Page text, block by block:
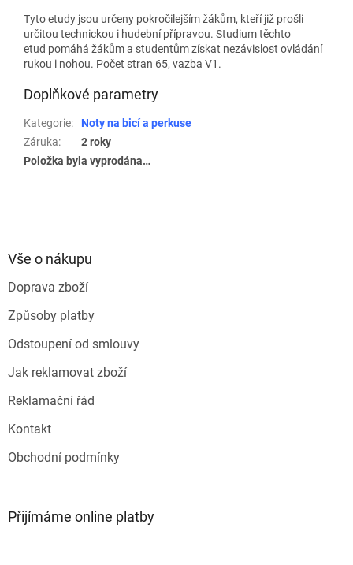
Tyto etudy jsou určeny pokročilejším žákům, kteří již prošli
určitou technickou i hudební přípravou. Studium těchto
etud pomáhá žákům a studentům získat nezávislost ovládání
rukou i nohou. Počet stran 65, vazba V1.
Doplňkové parametry
Kategorie:
Noty na bicí a perkuse
Záruka:
2 roky
Položka byla vyprodána…
Vše o nákupu
Doprava zboží
Způsoby platby
Odstoupení od smlouvy
Jak reklamovat zboží
Reklamační řád
Kontakt
Obchodní podmínky
Přijímáme online platby